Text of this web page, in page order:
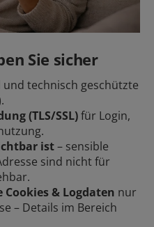
Sie sicher
und technisch geschützte
(TLS/SSL)für Login,
ist– sensible
sind nicht für
& Logdaten nur
– Details im Bereich